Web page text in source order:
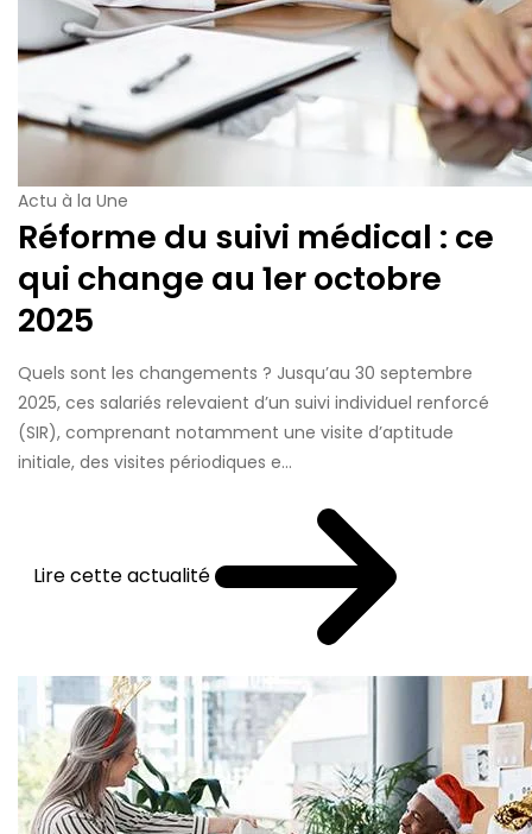
Actu à la Une
Réforme du suivi médical : ce
qui change au 1er octobre
2025
Quels sont les changements ? Jusqu’au 30 septembre
2025, ces salariés relevaient d’un suivi individuel renforcé
(SIR), comprenant notamment une visite d’aptitude
initiale, des visites périodiques e...
Lire cette actualité